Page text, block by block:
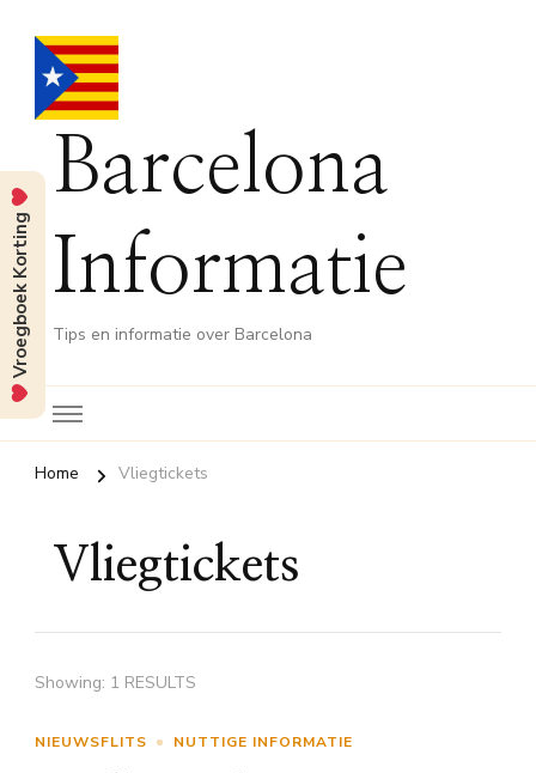
Barcelona
Informatie
Tips en informatie over Barcelona
Home Vliegtickets
Vliegtickets
Showing: 1 RESULTS
NIEUWSFLITS NUTTIGE INFORMATIE
Vroegboek Korting